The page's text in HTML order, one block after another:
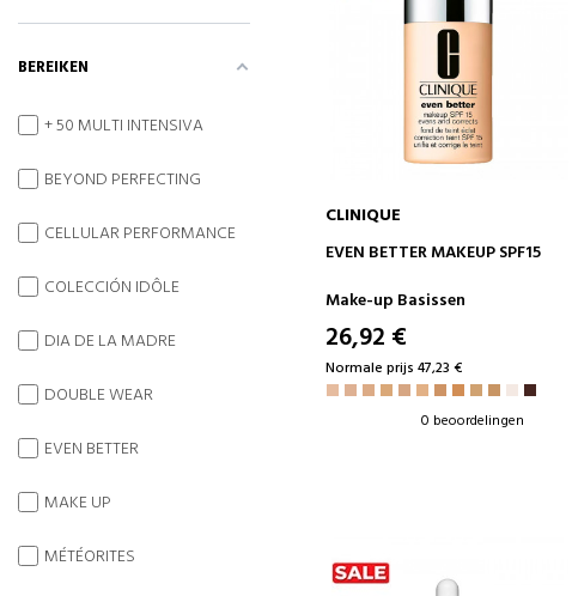
IN WINKELWAGEN
CLINIQUE
EVEN BETTER MAKEUP SPF15
Make-up Basissen
26,92 €
Normale prijs 47,23 €
0 beoordelingen
BEREIKEN
+ 50 MULTI INTENSIVA
BEYOND PERFECTING
CELLULAR PERFORMANCE
COLECCIÓN IDÔLE
DIA DE LA MADRE
DOUBLE WEAR
EVEN BETTER
MAKE UP
MÉTÉORITES